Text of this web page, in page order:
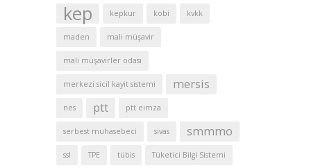
kep kepkur kobi kvkk
maden mali müşavir
mali müşavirler odası
merkezi sicil kayit sistemi mersis
nes ptt ptt eimza
serbest muhasebeci sivas smmmo
ssl TPE tübis Tüketici Bilgi Sistemi